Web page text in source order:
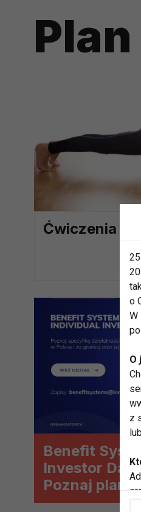
Plan
Ćwiczenia na
Benefit
Investor Day
Poznaj plany
rynku
o
W
O
z